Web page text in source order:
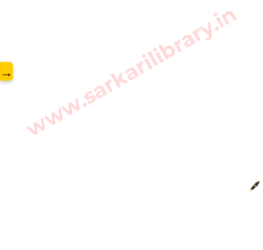
www.sarkarilibrary.in
→